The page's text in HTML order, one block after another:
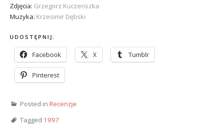
Zdjęcia: Grzegorz Kuczeriszka
Muzyka: Krzesimir Dębski
UDOSTĘPNIJ:
Facebook X Tumblr
Pinterest
Posted in Recenzje
Tagged 1997